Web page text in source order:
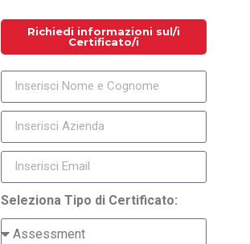
Richiedi informazioni sul/i
Certificato/i
Seleziona Tipo di Certificato: